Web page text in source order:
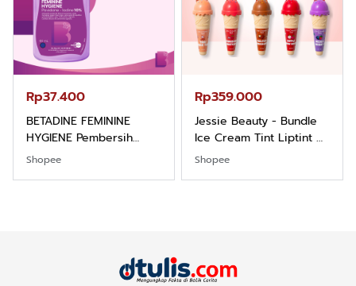
Rp37.400
BETADINE FEMININE
HYGIENE Pembersih
Kewanitaan 60ml
Shopee
Rp359.000
Jessie Beauty - Bundle
Ice Cream Tint Liptint All
Variant
Shopee